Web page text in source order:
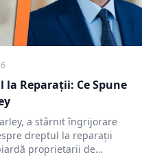
la Reparații: Ce Spune
a stârnit îngrijorare
dreptul la reparații
proprietarii de…